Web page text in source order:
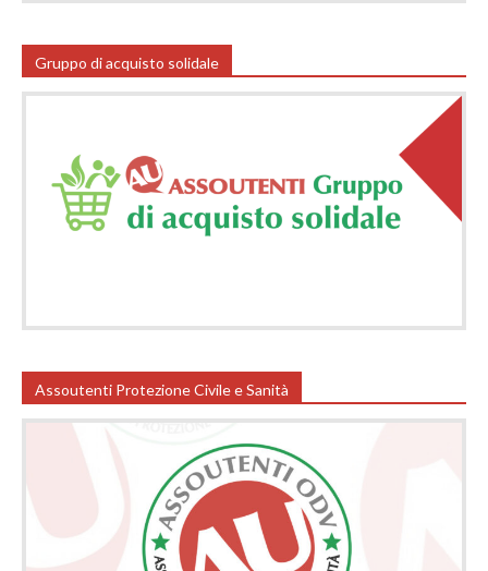
Gruppo di acquisto solidale
Assoutenti Protezione Civile e Sanità